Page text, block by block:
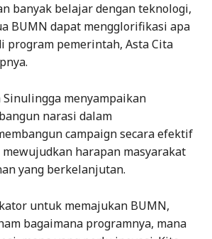
banyak belajar dengan teknologi,
BUMN dapat mengglorifikasi apa
program pemerintah, Asta Cita
menyampaikan
narasi dalam
campaign secara efektif
harapan masyarakat
yang berkelanjutan.
untuk memajukan BUMN,
bagaimana programnya, mana